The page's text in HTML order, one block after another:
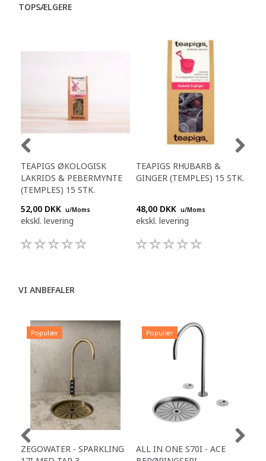
TOPSÆLGERE
TEAPIGS ØKOLOGISK
LAKRIDS & PEBERMYNTE
(TEMPLES) 15 STK.
52,00 DKK u/Moms
ekskl. levering
TEAPIGS RHUBARB &
GINGER (TEMPLES) 15 STK.
48,00 DKK u/Moms
ekskl. levering
VI ANBEFALER
Populær
ZEGOWATER - SPARKLING
Populær
ALL IN ONE S70I - ACE